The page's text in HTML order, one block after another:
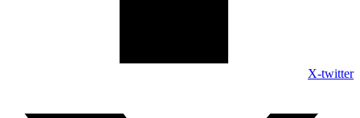
X-twitter